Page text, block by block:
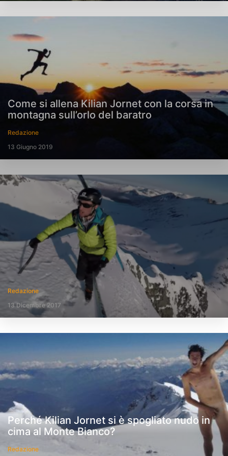
Come si allena Kilian Jornet con la corsa in
montagna sull’orlo del baratro
Redazione
13 Giugno 2019
Redazione
13 Dicembre 2017
Perché Kilian Jornet si è spogliato nudo in
cima al Monte Bianco?
Redazione